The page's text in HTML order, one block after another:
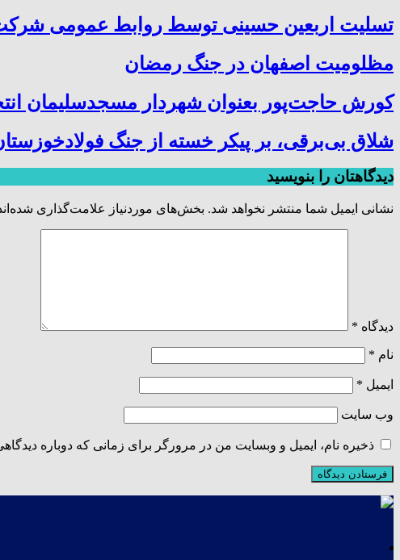
تسلیت اربعین حسینی توسط روابط عمومی
مظلومیت اصفهان در جنگ رمضان
کورش حاجت‌پور بعنوان شهردار مسجدسلیمان
شلاق‌ بی‌برقی، بر پیکر خسته‌ از جنگ
دیدگاهتان را بنویسید
نشانی ایمیل شما منتشر نخواهد شد. بخش‌های موردنیاز علامت‌گذاری
دیدگاه *
نام *
ایمیل *
وب‌ سایت
ذخیره نام، ایمیل و وبسایت من در مرورگر برای زمانی که دوباره